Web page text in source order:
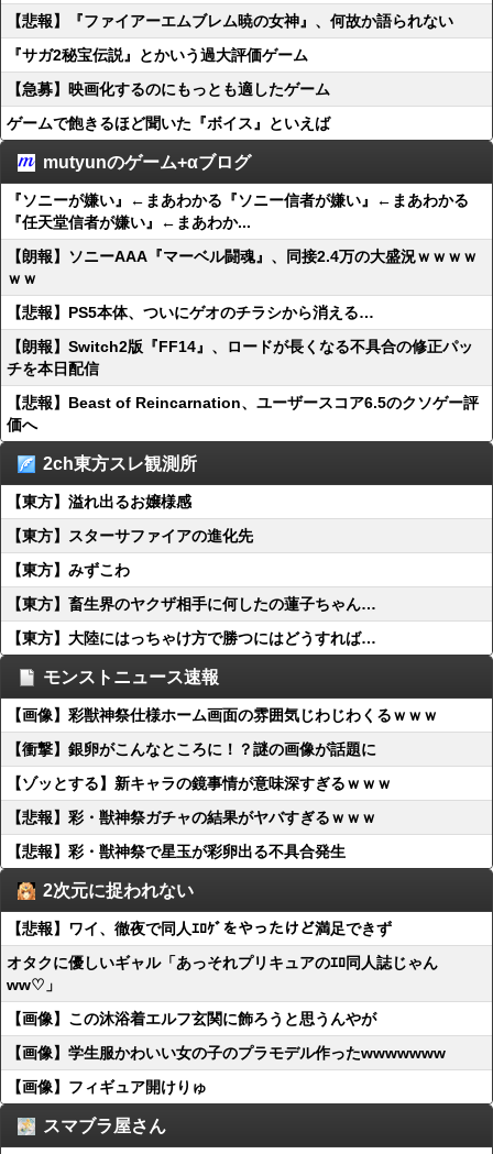
【悲報】『ファイアーエムブレム暁の女神』、何故か語られない
『サガ2秘宝伝説』とかいう過大評価ゲーム
【急募】映画化するのにもっとも適したゲーム
ゲームで飽きるほど聞いた『ボイス』といえば
mutyunのゲーム+αブログ
『ソニーが嫌い』←まあわかる『ソニー信者が嫌い』←まあわかる
『任天堂信者が嫌い』←まあわか...
【朗報】ソニーAAA『マーベル闘魂』、同接2.4万の大盛況ｗｗｗｗ
ｗｗ
【悲報】PS5本体、ついにゲオのチラシから消える…
【朗報】Switch2版『FF14』、ロードが長くなる不具合の修正パッ
チを本日配信
【悲報】Beast of Reincarnation、ユーザースコア6.5のクソゲー評
価へ
2ch東方スレ観測所
【東方】溢れ出るお嬢様感
【東方】スターサファイアの進化先
【東方】みずこわ
【東方】畜生界のヤクザ相手に何したの蓮子ちゃん…
【東方】大陸にはっちゃけ方で勝つにはどうすれば…
モンストニュース速報
【画像】彩獣神祭仕様ホーム画面の雰囲気じわじわくるｗｗｗ
【衝撃】銀卵がこんなところに！？謎の画像が話題に
【ゾッとする】新キャラの鏡事情が意味深すぎるｗｗｗ
【悲報】彩・獣神祭ガチャの結果がヤバすぎるｗｗｗ
【悲報】彩・獣神祭で星玉が彩卵出る不具合発生
2次元に捉われない
【悲報】ワイ、徹夜で同人ｴﾛｹﾞをやったけど満足できず
オタクに優しいギャル「あっそれプリキュアのｴﾛ同人誌じゃん
ww♡」
【画像】この沐浴着エルフ玄関に飾ろうと思うんやが
【画像】学生服かわいい女の子のプラモデル作ったwwwwwww
【画像】フィギュア開けりゅ
スマブラ屋さん